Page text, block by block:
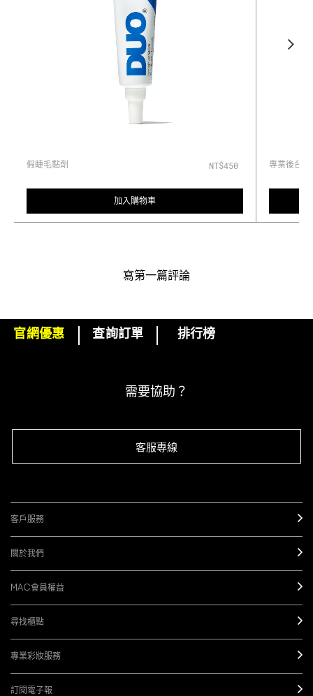
假睫毛黏劑 NT$450
加入購物車
專業後台睫
寫第一篇評論
下單即可挑選精美小贈品！
官網優惠 查詢訂單 排行榜
需要協助？
客服專線
客戶服務
關於我們
MAC會員權益
尋找櫃點
專業彩妝服務
訂閱電子報